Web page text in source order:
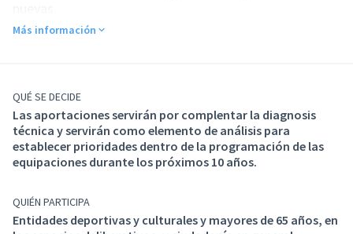
Los objetivos básicos de este trabajo son:
Inventariar el suelo de equipaciones, identificando la
situación urbanística, principales características,
propiedad, disponibilidad...
Definir la tipología de municipio que es y la que quiere
ser en un futuro por el que hace *aserveis municipales,
modelo de municipio planteado.
Analizar la realidad actual en el municipio y su entorno
Más información
QUÉ SE DECIDE
Las aportaciones servirán por complentar la diagnosis
técnica y servirán como elemento de análisis para
establecer prioridades dentro de la programación de las
equipaciones durante los próximos 10 años.
QUIÉN PARTICIPA
Entidades deportivas y culturales y mayores de 65 años, en